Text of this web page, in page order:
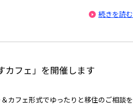
続きを読む
カフェ」を開催します
カフェ形式でゆったりと移住のご相談を